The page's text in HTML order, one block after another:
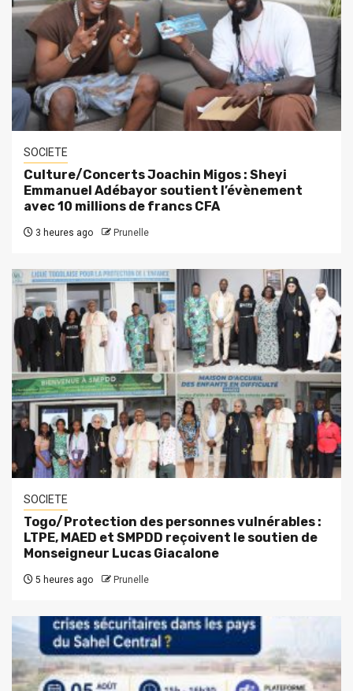
SOCIETE
Culture/Concerts Joachin Migos : Sheyi
Emmanuel Adébayor soutient l’évènement
avec 10 millions de francs CFA
3 heures ago Prunelle
SOCIETE
Togo/Protection des personnes vulnérables :
LTPE, MAED et SMPDD reçoivent le soutien de
Monseigneur Lucas Giacalone
5 heures ago Prunelle